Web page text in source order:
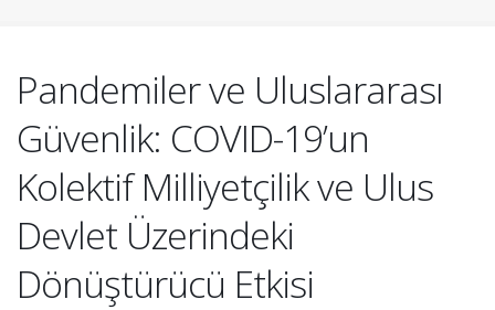
Pandemiler ve Uluslararası
Güvenlik: COVID-19’un
Kolektif Milliyetçilik ve Ulus
Devlet Üzerindeki
Dönüştürücü Etkisi